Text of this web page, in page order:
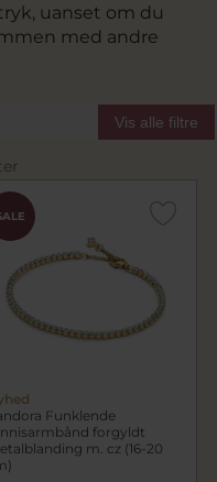
uanset om du
med andre
finder du Pandora
hjerter og fine
Vis alle filtre
Funklende
forgyldt
m. cz (16-20